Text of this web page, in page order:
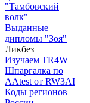
"Тамбовский
волк"
Выданные
дипломы "Зоя"
Ликбез
Изучаем TR4W
Шпаргалка по
AAtest от RW3AI
Коды регионов